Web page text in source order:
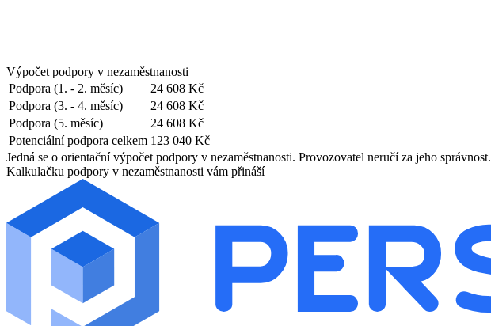
Výpočet podpory v nezaměstnanosti
Podpora (1. - 2. měsíc)
24 608 Kč
Podpora (3. - 4. měsíc)
24 608 Kč
Podpora (5. měsíc)
24 608 Kč
Potenciální podpora celkem 123 040 Kč
Jedná se o orientační výpočet podpory v nezaměstnanosti. Provozovatel neručí za jeho správnost.
Kalkulačku podpory v nezaměstnanosti vám přináší